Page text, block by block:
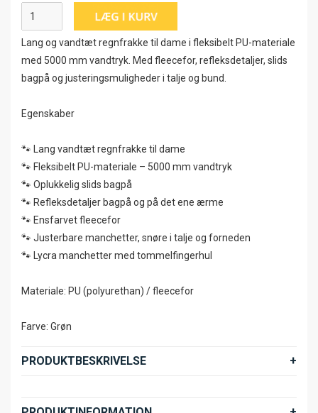
Lang og vandtæt regnfrakke til dame i fleksibelt PU-materiale
med 5000 mm vandtryk. Med fleecefor, refleksdetaljer, slids
bagpå og justeringsmuligheder i talje og bund.
Egenskaber
🐾 Lang vandtæt regnfrakke til dame
🐾 Fleksibelt PU-materiale – 5000 mm vandtryk
🐾 Oplukkelig slids bagpå
🐾 Refleksdetaljer bagpå og på det ene ærme
🐾 Ensfarvet fleecefor
🐾 Justerbare manchetter, snøre i talje og forneden
🐾 Lycra manchetter med tommelfingerhul
Materiale: PU (polyurethan) / fleecefor
Farve: Grøn
PRODUKTBESKRIVELSE